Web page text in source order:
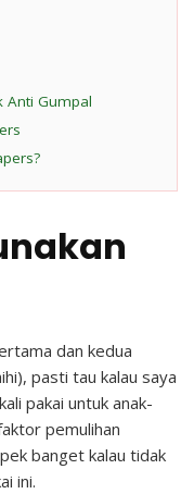
Anti Gumpal
dan kedua
pasti tau kalau saya
pakai untuk anak-
pemulihan
banget kalau tidak
ini.